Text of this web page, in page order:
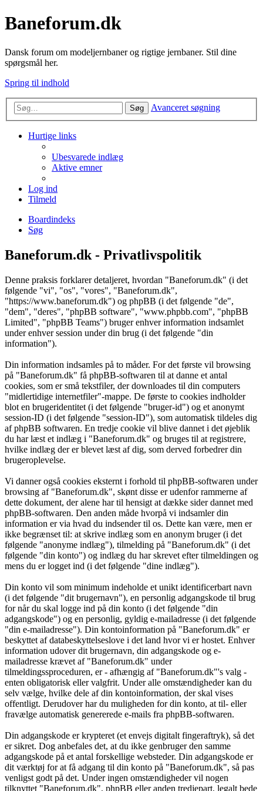
Baneforum.dk
Dansk forum om modeljernbaner og rigtige jernbaner. Stil dine
spørgsmål her.
Spring til indhold
Søg Avanceret søgning
Hurtige links
Ubesvarede indlæg
Aktive emner
Log ind
Tilmeld
Boardindeks
Søg
Baneforum.dk - Privatlivspolitik
Denne praksis forklarer detaljeret, hvordan "Baneforum.dk" (i det
følgende "vi", "os", "vores", "Baneforum.dk",
"https://www.baneforum.dk") og phpBB (i det følgende "de",
"dem", "deres", "phpBB software", "www.phpbb.com", "phpBB
Limited", "phpBB Teams") bruger enhver information indsamlet
under enhver session under din brug (i det følgende "din
information").
Din information indsamles på to måder. For det første vil browsing
på "Baneforum.dk" få phpBB-softwaren til at danne et antal
cookies, som er små tekstfiler, der downloades til din computers
"midlertidige internetfiler"-mappe. De første to cookies indholder
blot en brugeridentitet (i det følgende "bruger-id") og et anonymt
session-ID (i det følgende "session-ID"), som automatisk tildeles dig
af phpBB softwaren. En tredje cookie vil blive dannet i det øjeblik
du har læst et indlæg i "Baneforum.dk" og bruges til at registrere,
hvilke indlæg der er blevet læst af dig, som derved forbedrer din
brugeroplevelse.
Vi danner også cookies eksternt i forhold til phpBB-softwaren under
browsing af "Baneforum.dk", skønt disse er udenfor rammerne af
dette dokument, der alene har til hensigt at dække sider dannet med
phpBB-softwaren. Den anden måde hvorpå vi indsamler din
information er via hvad du indsender til os. Dette kan være, men er
ikke begrænset til: at skrive indlæg som en anonym bruger (i det
følgende "anonyme indlæg"), tilmelding på "Baneforum.dk" (i det
følgende "din konto") og indlæg du har skrevet efter tilmeldingen og
mens du er logget ind (i det følgende "dine indlæg").
Din konto vil som minimum indeholde et unikt identificerbart navn
(i det følgende "dit brugernavn"), en personlig adgangskode til brug
for når du skal logge ind på din konto (i det følgende "din
adgangskode") og en personlig, gyldig e-mailadresse (i det følgende
"din e-mailadresse"). Din kontoinformation på "Baneforum.dk" er
beskyttet af databeskyttelseslove i det land hvor vi er hostet. Enhver
information udover dit brugernavn, din adgangskode og e-
mailadresse krævet af "Baneforum.dk" under
tilmeldingssproceduren, er - afhængig af "Baneforum.dk"'s valg -
enten obligatorisk eller valgfrit. Under alle omstændigheder kan du
selv vælge, hvilke dele af din kontoinformation, der skal vises
offentligt. Derudover har du muligheden for din konto, at til- eller
fravælge automatisk genererede e-mails fra phpBB-softwaren.
Din adgangskode er krypteret (et envejs digitalt fingeraftryk), så det
er sikret. Dog anbefales det, at du ikke genbruger den samme
adgangskode på et antal forskellige websteder. Din adgangskode er
dit værktøj for at få adgang til din konto på "Baneforum.dk", så pas
venligst godt på det. Under ingen omstændigheder vil nogen
tilknyttet "Baneforum.dk", phpBB eller anden tredjepart, legalt bede